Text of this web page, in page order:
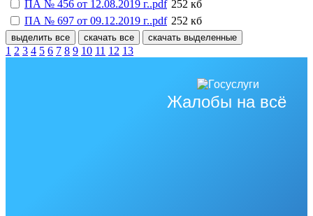
ПА № 456 от 12.08.2019 г..pdf 252 кб
ПА № 697 от 09.12.2019 г..pdf 252 кб
выделить все скачать все скачать выделенные
1 2 3 4 5 6 7 8 9 10 11 12 13
Жалобы на всё